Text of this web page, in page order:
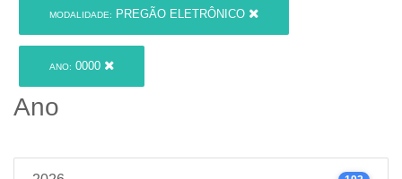
MODALIDADE: PREGÃO ELETRÔNICO
ANO: 0000
Ano